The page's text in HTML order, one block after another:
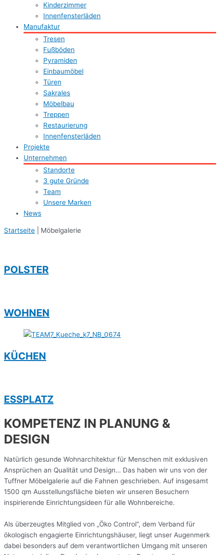
Kinderzimmer
Innenfensterläden
Manufaktur
Tresen
Fußböden
Pyramiden
Einbaumöbel
Türen
Sakrales
Möbelbau
Treppen
Restaurierung
Innenfensterläden
Projekte
Unternehmen
Standorte
3 gute Gründe
Team
Unsere Marken
News
Startseite Möbelgalerie
POLSTER
WOHNEN
KÜCHEN
ESSPLATZ
KOMPETENZ IN PLANUNG &
DESIGN
Natürlich gesunde Wohnarchitektur für Menschen mit exklusiven
Ansprüchen an Qualität und Design… Das haben wir uns von der
Tuffner Möbelgalerie auf die Fahnen geschrieben. Auf insgesamt
1500 qm Ausstellungsfläche bieten wir unseren Besuchern
inspirierende Einrichtungsideen für alle Wohnbereiche.
Als überzeugtes Mitglied von „Öko Control“, dem Verband für
ökologisch engagierte Einrichtungshäuser, liegt unser Augenmerk
dabei besonders auf dem verantwortlichen Umgang mit unseren